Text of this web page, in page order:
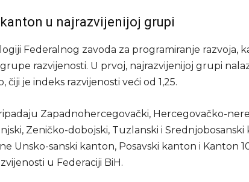
u najrazvijenijoj grupi
Federalnog zavoda za programiranje razvoja,
razvijenosti. U prvoj, najrazvijenijoj grupi
čiji je indeks razvijenosti veći od 1,25.
Zapadnohercegovački, Hercegovačko-
Zeničko-dobojski, Tuzlanski i Srednjobosanski
Unsko-sanski kanton, Posavski kanton i Kanton
u Federaciji BiH.